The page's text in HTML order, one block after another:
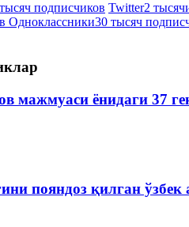
подписчиков Twitter2
Одноклассники30 тысяч
мажмуаси ёнидаги 37
пояндоз қилган